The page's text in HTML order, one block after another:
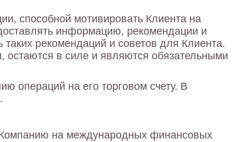
способной мотивировать Клиента на
информацию, рекомендации и
таких рекомендаций и советов для Клиента.
в силе и являются обязательными
операций на его торговом счету. В
Компанию на международных финансовых